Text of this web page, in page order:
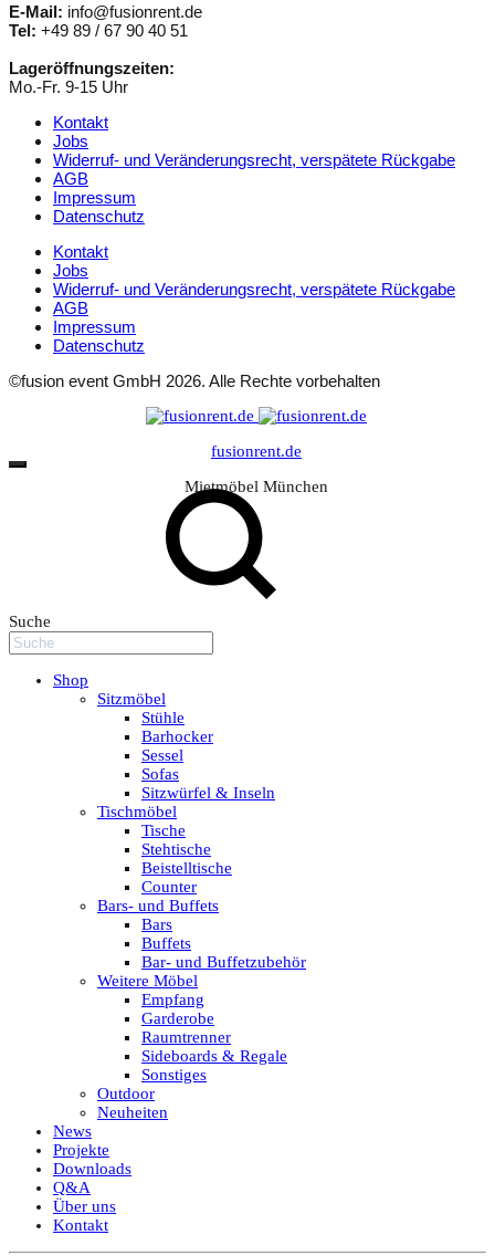
E-Mail: info@fusionrent.de
Tel: +49 89 / 67 90 40 51
Lageröffnungszeiten:
Mo.-Fr. 9-15 Uhr
Kontakt
Jobs
Widerruf- und Veränderungsrecht, verspätete Rückgabe
AGB
Impressum
Datenschutz
Kontakt
Jobs
Widerruf- und Veränderungsrecht, verspätete Rückgabe
AGB
Impressum
Datenschutz
©fusion event GmbH 2026. Alle Rechte vorbehalten
fusionrent.de
Mietmöbel München
Suche
Shop
Sitzmöbel
Stühle
Barhocker
Sessel
Sofas
Sitzwürfel & Inseln
Tischmöbel
Tische
Stehtische
Beistelltische
Counter
Bars- und Buffets
Bars
Buffets
Bar- und Buffetzubehör
Weitere Möbel
Empfang
Garderobe
Raumtrenner
Sideboards & Regale
Sonstiges
Outdoor
Neuheiten
News
Projekte
Downloads
Q&A
Über uns
Kontakt